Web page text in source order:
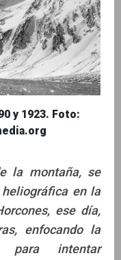
y 1923. Foto:
la montaña, se
en la
ese día,
enfocando la
para intentar